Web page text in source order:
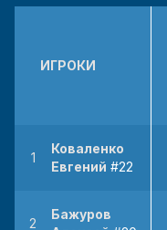
ИГРОКИ
1
Коваленко
Евгений #22
2
Бажуров